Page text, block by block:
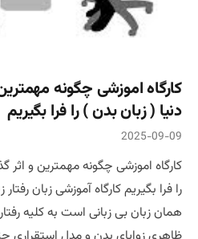
کارگاه اموزشی چگونه
دنیا ( زبان بدن ) را فرا بگیریم
2025-09-09
کارگاه اموزشی چگونه مهمترین و اثر
را فرا بگیریم کارگاه آموزشی زبان
همان زبان بی زبانی است به کلیه